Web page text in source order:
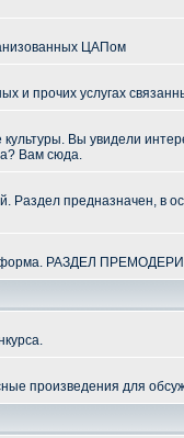
ЦАПом
и прочих услугах
Вы увидели
Вам сюда.
Раздел предназначен, в
РАЗДЕЛ
произведения для